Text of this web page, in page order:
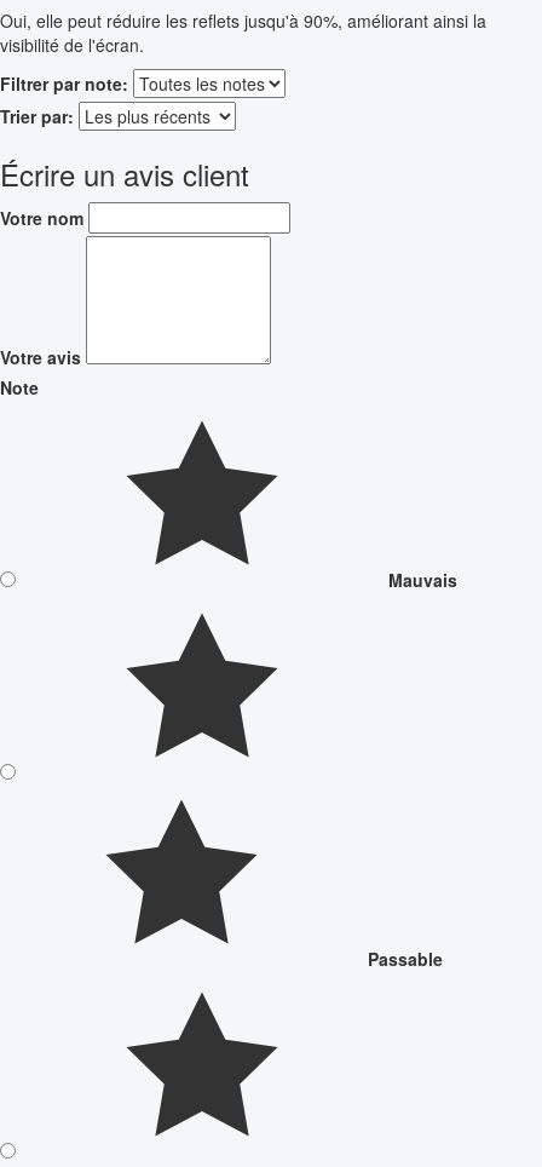
Oui, elle peut réduire les reflets jusqu'à 90%, améliorant ainsi la
visibilité de l'écran.
Filtrer par note:
Trier par:
Écrire un avis client
Votre nom
Votre avis
Note
Mauvais
Passable